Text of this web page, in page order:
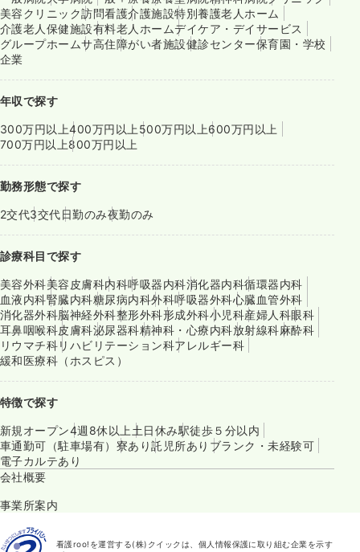
美容クリニック訪問看護介護施設特別養護老人ホーム
介護老人保健施設有料老人ホームデイケア・デイサービス
グループホームサ高住障がい者施設健診センター保育園・学校
企業
年収で探す
300万円以上400万円以上 500万円以上600万円以上
700万円以上800万円以上
勤務形態で探す
2交代3交代日勤のみ夜勤のみ
診療科目で探す
美容外科美容皮膚科内科呼吸器内科消化器内科循環器内科
血液内科腎臓内科糖尿病内科外科呼吸器外科心臓血管外科
消化器外科脳神経外科整形外科形成外科小児科産婦人科眼科
耳鼻咽喉科皮膚科泌尿器科精神科・心療内科放射線科麻酔科
リウマチ科リハビリテーション科アレルギー科
緩和医療科（ホスピス）
特徴で探す
新規オープン4週8休以上 土日休み駅徒歩５分以内
車通勤可（駐車場有） 寮あり託児所あり ブランク・未経験可
電子カルテあり
会社概要
事業所案内
看護roo!を運営する(株)クイックは、個人情報保護に取り組む企業を示す